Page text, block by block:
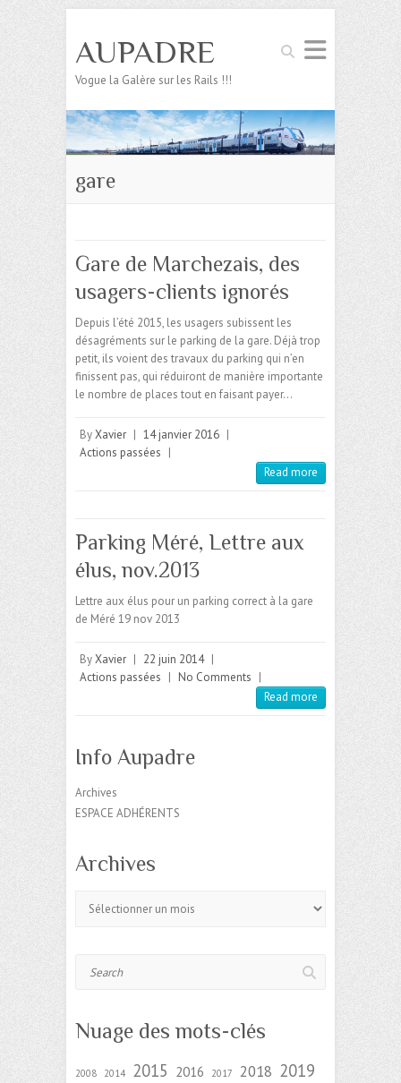
Search
AUPADRE
Vogue la Galère sur les Rails !!!
gare
Gare de Marchezais, des
usagers-clients ignorés
Depuis l’été 2015, les usagers subissent les
désagréments sur le parking de la gare. Déjà trop
petit, ils voient des travaux du parking qui n’en
finissent pas, qui réduiront de manière importante
le nombre de places tout en faisant payer…
ByXavier | 14 janvier 2016 |
Actions passées |
Read more
Parking Méré, Lettre aux
élus, nov.2013
Lettre aux élus pour un parking correct à la gare
de Méré 19 nov 2013
ByXavier | 22 juin 2014 |
Actions passées | No Comments |
Read more
Info Aupadre
Archives
ESPACE ADHÉRENTS
Archives
Nuage des mots-clés
2008 2014 2015 2016 2017 2018 2019